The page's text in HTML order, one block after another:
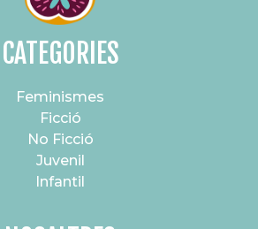
CATEGORIES
Feminismes
Ficció
No Ficció
Juvenil
Infantil